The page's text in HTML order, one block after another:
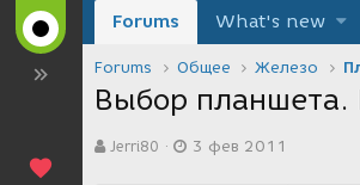
Forums What's new
Forums Общее Железо
Выбор планшета.
в
Jerri80
а
3 фев 2011